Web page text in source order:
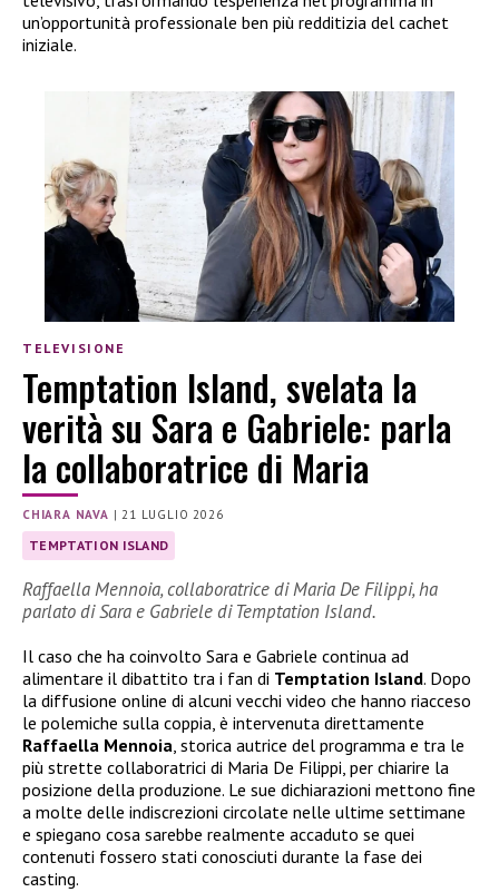
un’opportunità professionale ben più redditizia del cachet
iniziale.
TELEVISIONE
Temptation Island, svelata la
verità su Sara e Gabriele: parla
la collaboratrice di Maria
CHIARA NAVA | 21 LUGLIO 2026
TEMPTATION ISLAND
Raffaella Mennoia, collaboratrice di Maria De Filippi, ha
parlato di Sara e Gabriele di Temptation Island.
Il caso che ha coinvolto Sara e Gabriele continua ad
alimentare il dibattito tra i fan di Temptation Island. Dopo
la diffusione online di alcuni vecchi video che hanno riacceso
le polemiche sulla coppia, è intervenuta direttamente
Raffaella Mennoia, storica autrice del programma e tra le
più strette collaboratrici di Maria De Filippi, per chiarire la
posizione della produzione. Le sue dichiarazioni mettono fine
a molte delle indiscrezioni circolate nelle ultime settimane
e spiegano cosa sarebbe realmente accaduto se quei
contenuti fossero stati conosciuti durante la fase dei
casting.